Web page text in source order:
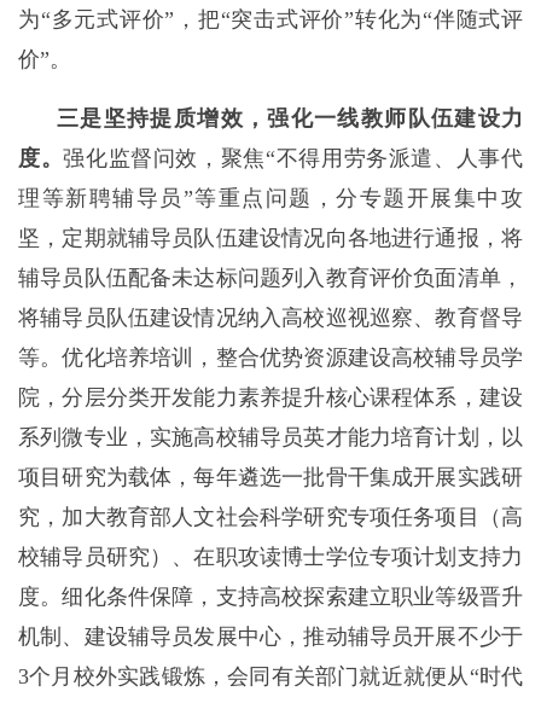
为“多元式评价”，把“突击式评价”转化为“伴随式评
价”。
三是坚持提质增效，强化一线教师队伍建设力
度。强化监督问效，聚焦“不得用劳务派遣、人事代
理等新聘辅导员”等重点问题，分专题开展集中攻
坚，定期就辅导员队伍建设情况向各地进行通报，将
辅导员队伍配备未达标问题列入教育评价负面清单，
将辅导员队伍建设情况纳入高校巡视巡察、教育督导
等。优化培养培训，整合优势资源建设高校辅导员学
院，分层分类开发能力素养提升核心课程体系，建设
系列微专业，实施高校辅导员英才能力培育计划，以
项目研究为载体，每年遴选一批骨干集成开展实践研
究，加大教育部人文社会科学研究专项任务项目（高
校辅导员研究）、在职攻读博士学位专项计划支持力
度。细化条件保障，支持高校探索建立职业等级晋升
机制、建设辅导员发展中心，推动辅导员开展不少于
3个月校外实践锻炼，会同有关部门就近就便从“时代